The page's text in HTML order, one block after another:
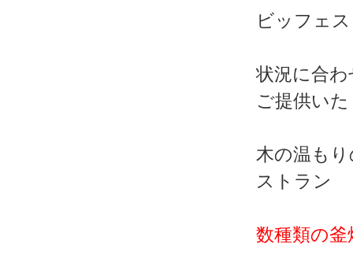
ビッフェ
状況に合
ご提供い
木の温も
ストラン
数種類の